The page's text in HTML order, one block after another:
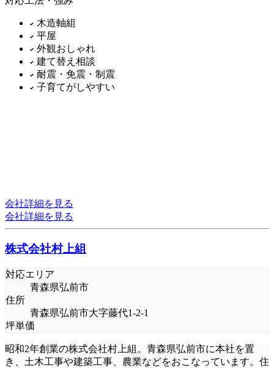
木造軸組
平屋
外観おしゃれ
建て替え相談
耐震・免震・制震
子育てがしやすい
会社詳細を見る
会社詳細を見る
株式会社村上組
対応エリア
青森県弘前市
住所
青森県弘前市大字藤代1-2-1
坪単価
昭和2年創業の株式会社村上組。青森県弘前市に本社を置
き、土木工事や建築工事、農業などをおこなっています。住